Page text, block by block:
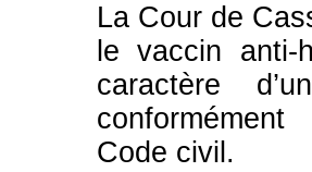
La Cour de
le vaccin anti-
caractère
Code civil.